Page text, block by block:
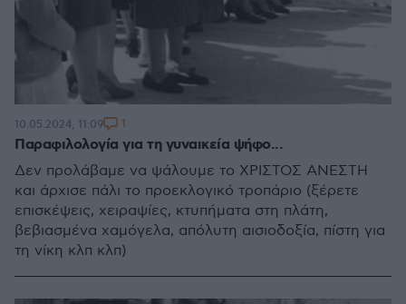
Παραφιλολογία για τη γυναικεία ψήφο...
Δεν προλάβαμε να ψάλουμε το ΧΡΙΣΤΟΣ ΑΝΕΣΤΗ
και άρχισε πάλι το προεκλογικό τροπάριο (ξέρετε
επισκέψεις, χειραψίες, κτυπήματα στη πλάτη,
βεβιασμένα χαμόγελα, απόλυτη αισιοδοξία, πίστη για
τη νίκη κλπ κλπ)
10.05.2024, 11:09 1